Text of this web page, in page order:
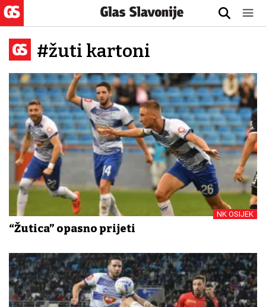
#žuti kartoni
NK OSIJEK
“Žutica” opasno prijeti